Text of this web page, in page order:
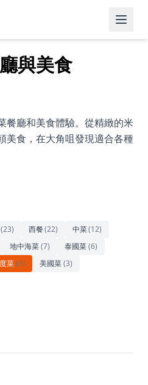
與美食
餐廳和美食體驗。從精緻的米
美食，在大角咀發現適合各種
(23) 西餐(22) 中菜(12)
地中海菜(7) 泰國菜(6)
菜(3) 美國菜(3)